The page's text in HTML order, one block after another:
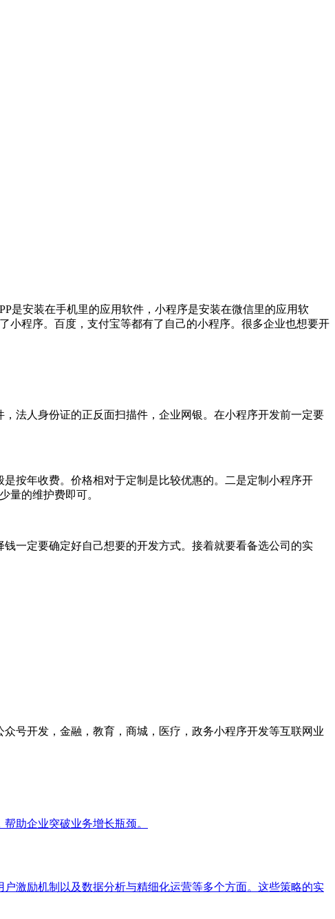
安装在手机里的应用软件，小程序是安装在微信里的应用软
小程序。百度，支付宝等都有了自己的小程序。很多企业也想要开
人身份证的正反面扫描件，企业网银。在小程序开发前一定要
年收费。价格相对于定制是比较优惠的。二是定制小程序开
量的维护费即可。
定要确定好自己想要的开发方式。接着就要看备选公司的实
号开发，金融，教育，商城，医疗，政务小程序开发等互联网业
助企业突破业务增长瓶颈。
激励机制以及数据分析与精细化运营等多个方面。这些策略的实